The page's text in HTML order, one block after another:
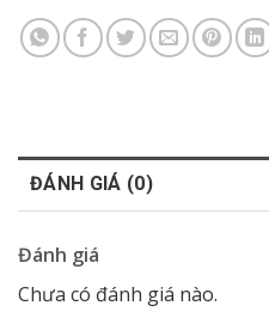
ĐÁNH GIÁ (0)
Đánh giá
Chưa có đánh giá nào.